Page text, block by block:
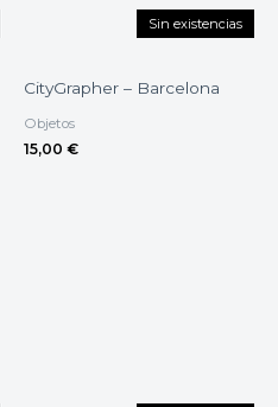
Sin existencias
CityGrapher – Barcelona
Objetos
15,00 €